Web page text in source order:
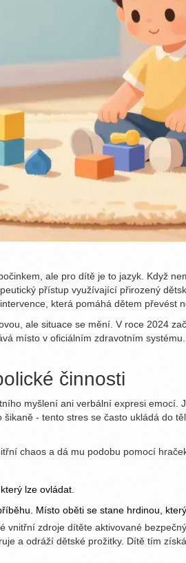
ale pro dítě je to jazyk. Když
přístup využívající přirozený
která pomáhá dětem převést
ale situace se mění. V roce 2024
místo v oficiálním zdravotním
činnosti
myšlení ani verbální expresi emocí.
- tento stres se často ukládá do
chaos a dá mu podobu pomocí
lze ovládat.
Místo oběti se stane hrdinou,
vnitřní zdroje dítěte aktivované
a odráží dětské prožitky. Dítě tím